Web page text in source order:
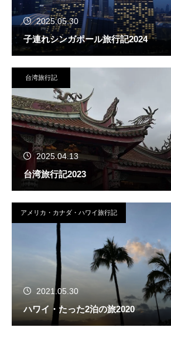
2025.05.30
子連れシンガポール旅行記2024
台湾旅行記
2025.04.13
台湾旅行記2023
アメリカ・カナダ・ハワイ旅行記
2021.05.30
ハワイ・たった2泊の旅2020